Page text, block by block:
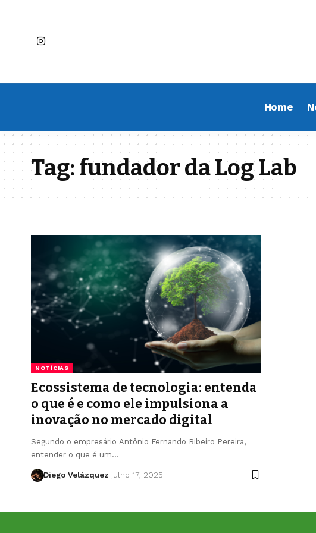
Home
Tag:fundador da Log Lab
NOTÍCIAS
Ecossistema de tecnologia: entenda
o que é e como ele impulsiona a
inovação no mercado digital
Segundo o empresário Antônio Fernando Ribeiro Pereira,
entender o que é um…
Diego Velázquez julho 17, 2025